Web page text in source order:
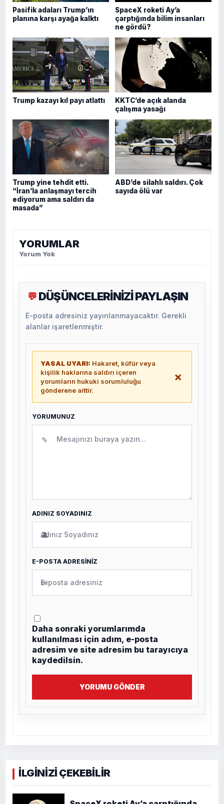
Pasifik adaları Trump’ın
planına karşı ayağa kalktı
SpaceX roketi Ay’a
çarptığında bilim insanları
ne gördü?
Trump kazayı kıl payı atlattı
KKTC’de açık alanda
çalışma yasağı
Trump yine tehdit etti.
“İran’la anlaşmayı tercih
ediyorum ama saldırı da
masada”
ABD’de silahlı saldırı. Çok
sayıda ölü var
YORUMLAR
Yorum Yok
💬 DÜŞÜNCELERİNİZİ PAYLAŞIN
E-posta adresiniz yayınlanmayacaktır. Gerekli
alanlar işaretlenmiştir.
YASAL UYARI: Hakaret, küfür veya
kişilik haklarına saldırı içeren
yorumların hukuki sorumluluğu
gönderene aittir.
×
YORUMUNUZ
✎
ADINIZ SOYADINIZ
👤
E-POSTA ADRESİNİZ
✉
Daha sonraki yorumlarımda
kullanılması için adım, e-posta
adresim ve site adresim bu tarayıcıya
kaydedilsin.
YORUMU GÖNDER
İLGİNİZİ ÇEKEBİLİR